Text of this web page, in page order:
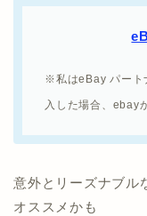
※私はeBay パート
入した場合、ebay
意外とリーズナブル
オススメかも